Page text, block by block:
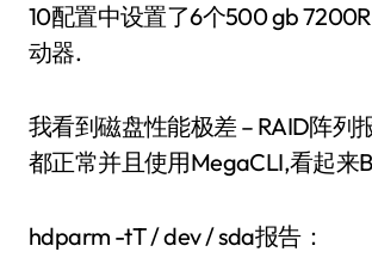
10配置中设置了6个500 gb
动器.
我看到磁盘性能极差 – RAID阵列
都正常并且使用MegaCLI,看起来
hdparm -tT / dev / sda报告：